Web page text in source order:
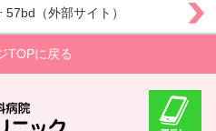
（外部サイト）
TOPに戻る